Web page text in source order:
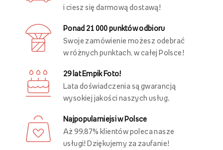
i ciesz się darmową dostawą!
Ponad 21 000 punktów odbioru
Swoje zamówienie możesz odebrać
w różnych punktach, w całej Polsce!
29 lat Empik Foto!
Lata doświadczenia są gwarancją
wysokiej jakości naszych usług.
Najpopularniejsi w Polsce
Aż 99,87% klientów poleca nasze
usługi! Dziękujemy za zaufanie!